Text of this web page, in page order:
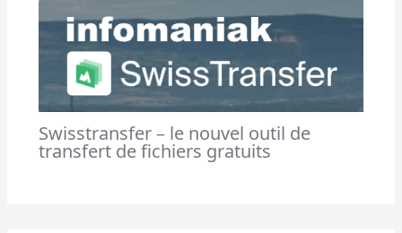
Swisstransfer – le nouvel outil de
transfert de fichiers gratuits